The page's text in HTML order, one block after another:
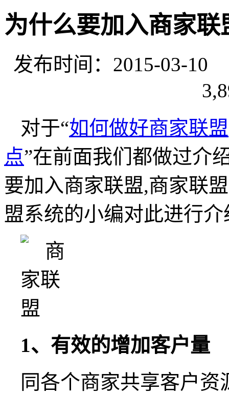
为什么要加入商家
发布时间：2015-03-
对于“如何做好商家联盟
点”在前面我们都做过介
要加入商家联盟,商家联
盟系统的小编对此进行介
1、有效的增加客户量
同各个商家共享客户